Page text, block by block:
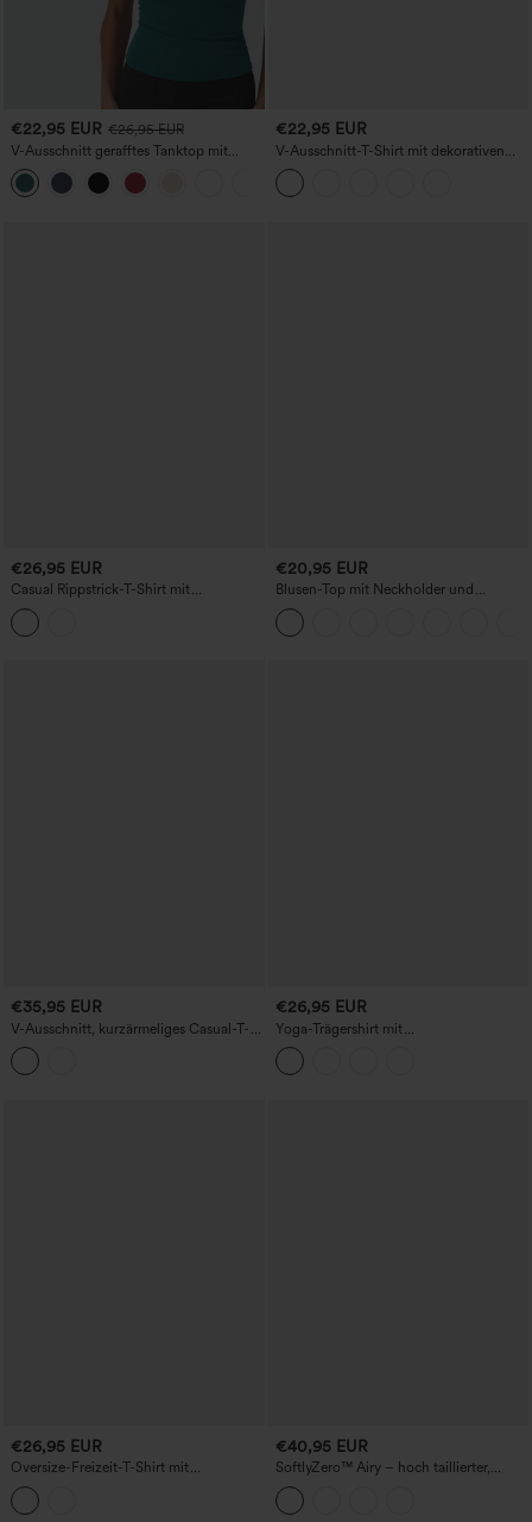
€22,95 EUR €26,95 EUR
V-Ausschnitt gerafftes Tanktop mit
integriertem BH für die Arbeit
€22,95 EUR
V-Ausschnitt-T-Shirt mit dekorativen
Knöpfen und Kappärmeln – legerer
Casual-Schnitt
€26,95 EUR
Casual Rippstrick-T-Shirt mit
Rundhalsausschnitt, Cap-Ärmeln und
Streifen
€20,95 EUR
Blusen-Top mit Neckholder und
Schlüssellochausschnitt, plissiert,
ärmellos, abgerundeter Saum
€35,95 EUR
V-Ausschnitt, kurzärmeliges Casual-T-
Shirt mit integriertem BH, für
Körbchengrößen B-DD
€26,95 EUR
Yoga-Trägershirt mit
Rundhalsausschnitt und überkreuztem
Rückendetail, Cool-Touch - UPF50+
€26,95 EUR
Oversize-Freizeit-T-Shirt mit
Rundhalsausschnitt und halblangen
Ärmeln
€40,95 EUR
SoftlyZero™ Airy – hoch taillierter,
luftig-gestufter Minirock mit Rüschen-
Saum, 2-in-1 InstantCool, etwas längere
Casual-Variante mit Tasche